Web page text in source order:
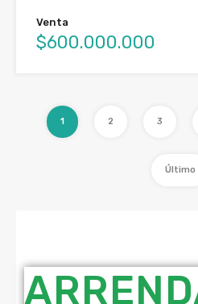
Venta
$600.000.000
1 2 3
Último